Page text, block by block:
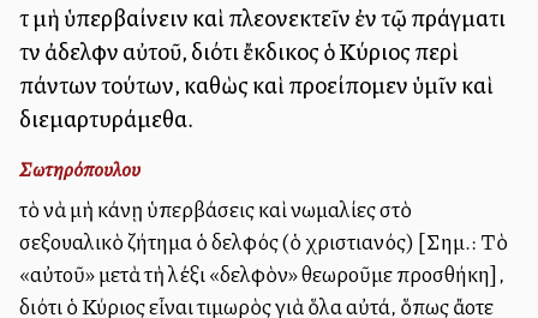
τὸ μὴ ὑπερβαίνειν καὶ πλεονεκτεῖν ἐν τῷ πράγματι
τὸν ἀδελφὸν αὐτοῦ, διότι ἔκδικος ὁ Κύριος περὶ
πάντων τούτων, καθὼς καὶ προείπομεν ὑμῖν καὶ
διεμαρτυράμεθα.
Σωτηρόπουλου
τὸ νὰ μὴ κάνῃ ὑπερβάσεις καὶ ἀνωμαλίες στὸ
σεξουαλικὸ ζήτημα ὁ ἀδελφός (ὁ χριστιανός) [Σημ.: Τὸ
«αὐτοῦ» μετὰ τὴ λέξι «ἀδελφὸν» θεωροῦμε προσθήκη],
διότι ὁ Κύριος εἶναι τιμωρὸς γιὰ ὅλα αὐτά, ὅπως ἄλλοτε